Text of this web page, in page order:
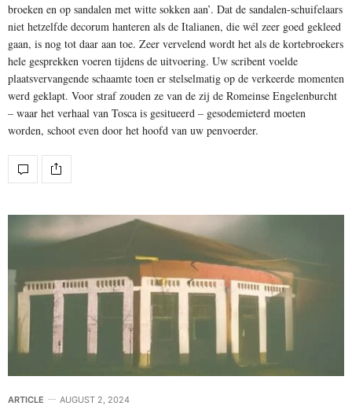
broeken en op sandalen met witte sokken aan’. Dat de sandalen-schuifelaars
niet hetzelfde decorum hanteren als de Italianen, die wél zeer goed gekleed
gaan, is nog tot daar aan toe. Zeer vervelend wordt het als de kortebroekers
hele gesprekken voeren tijdens de uitvoering. Uw scribent voelde
plaatsvervangende schaamte toen er stelselmatig op de verkeerde momenten
werd geklapt. Voor straf zouden ze van de zij de Romeinse Engelenburcht
– waar het verhaal van Tosca is gesitueerd – gesodemieterd moeten
worden, schoot even door het hoofd van uw penvoerder.
ARTICLE AUGUST 2, 2024